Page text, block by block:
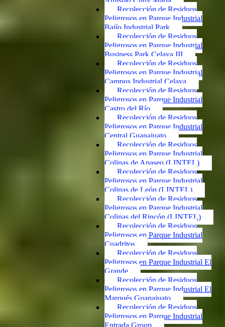
Recolección de Residuos
Peligrosos en Parque Industrial
Bajío Industrial Park
Recolección de Residuos
Peligrosos en Parque Industrial
Business Park Celaya III
Recolección de Residuos
Peligrosos en Parque Industrial
Campus Industrial Celaya
Recolección de Residuos
Peligrosos en Parque Industrial
Castro del Río
Recolección de Residuos
Peligrosos en Parque Industrial
Central Guanajuato
Recolección de Residuos
Peligrosos en Parque Industrial
Colinas de Apaseo (LINTEL)
Recolección de Residuos
Peligrosos en Parque Industrial
Colinas de León (LINTEL)
Recolección de Residuos
Peligrosos en Parque Industrial
Colinas del Rincón (LINTEL)
Recolección de Residuos
Peligrosos en Parque Industrial
Cuadritos
Recolección de Residuos
Peligrosos en Parque Industrial El
Grande
Recolección de Residuos
Peligrosos en Parque Industrial El
Marqués Guanajuato
Recolección de Residuos
Peligrosos en Parque Industrial
Entrada Group